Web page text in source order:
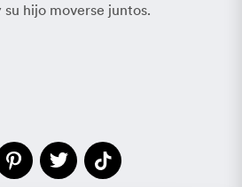
hijo moverse juntos.